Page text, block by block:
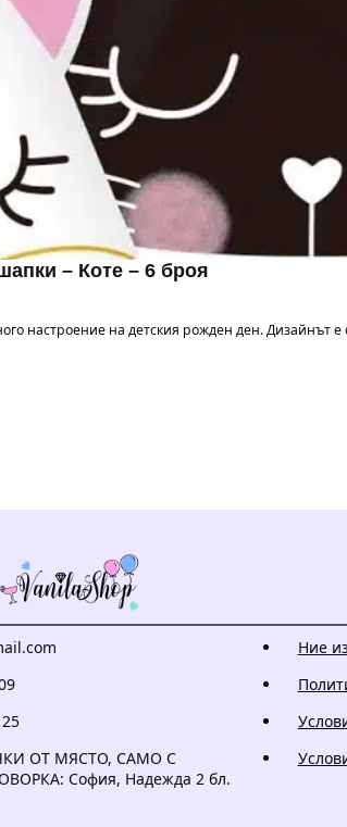
– Коте – 6 броя
настроение на детския рожден ден. Дизайнът
ОТ МЯСТО, САМО С
София, Надежда 2 бл.
Ние